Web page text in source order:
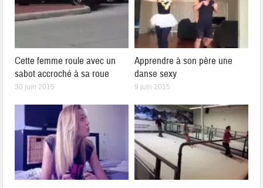
Cette femme roule avec un
sabot accroché à sa roue
30 juin 2015
Apprendre à son père une
danse sexy
9 juin 2015